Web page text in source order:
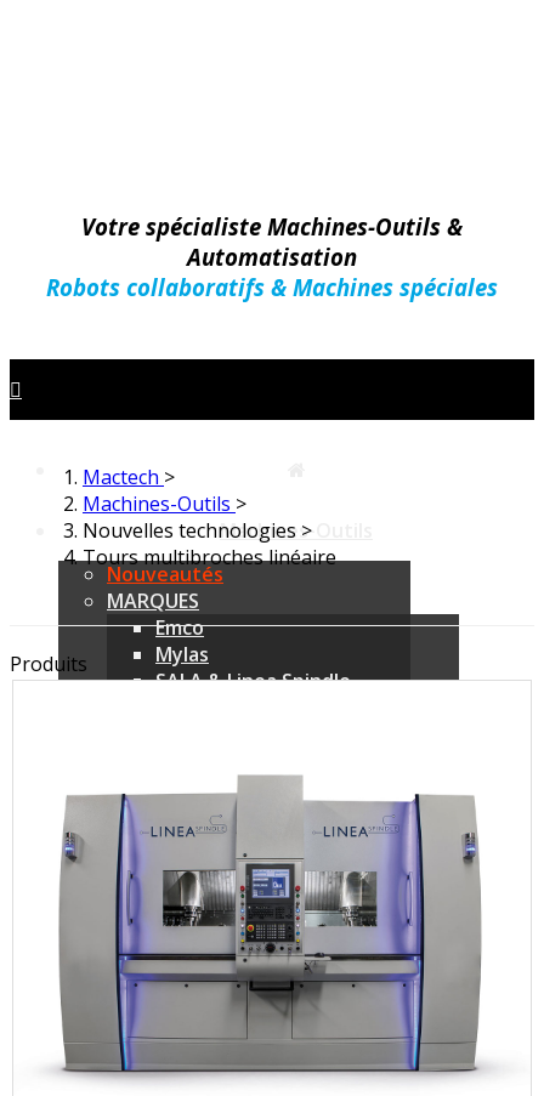
Votre spécialiste Machines-Outils &
Automatisation
Robots collaboratifs & Machines spéciales
Machines-Outils
Nouveautés
MARQUES
Emco
Mylas
SALA & Linea Spindle
QuickTech
DVK System
IsTech
Tours CNC
Tours poupées mobiles
Tours poupées fixes
Tours multibroche
Tours multibroches CNC barre
Tours multibroches CNC reprise
Centres d'usinage CNC
Centres d'usinages compacts
Centres d'usinage 3 axes
Mactech >
Machines-Outils >
Nouvelles technologies >
Tours multibroches linéaire
Produits